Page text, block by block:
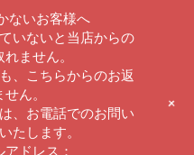
ないお客様へ
いないと当店からの
ません。
、こちらからのお返
ん。
、お電話でのお問い
たします。
ドレス：
+